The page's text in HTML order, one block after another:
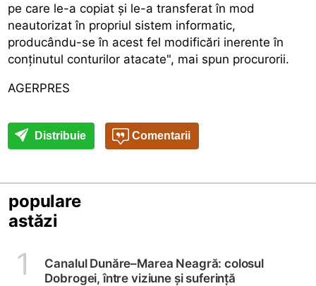
pe care le-a copiat și le-a transferat în mod
neautorizat în propriul sistem informatic,
producându-se în acest fel modificări inerente în
conținutul conturilor atacate", mai spun procurorii.
AGERPRES
Distribuie Comentarii
populare
astăzi
1
Canalul Dunăre–Marea Neagră: colosul
Dobrogei, între viziune și suferință